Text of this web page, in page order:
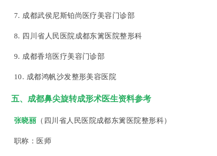
7. 成都武侯尼斯铂尚医疗美容门诊部
8. 四川省人民医院成都东篱医院整形科
9. 成都香培医疗美容门诊部
10. 成都鸿帆沙发整形美容医院
五、成都鼻尖旋转成形术医生资料参考
张晓丽 （四川省人民医院成都东篱医院整形科）
职称：医师